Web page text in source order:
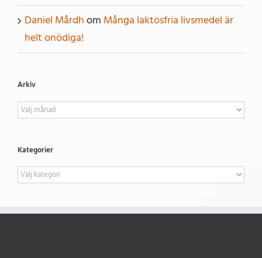
Daniel Mårdhom Många laktosfria livsmedel är
helt onödiga!
Arkiv
Arkiv
Kategorier
Kategorier